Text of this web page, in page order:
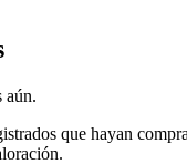
aún.
que hayan